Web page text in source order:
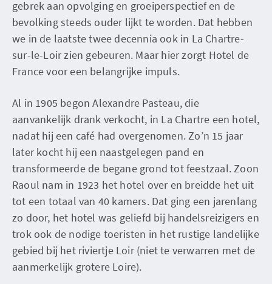
gebrek aan opvolging en groeiperspectief en de
bevolking steeds ouder lijkt te worden. Dat hebben
we in de laatste twee decennia ook in La Chartre-
sur-le-Loir zien gebeuren. Maar hier zorgt Hotel de
France voor een belangrijke impuls.
Al in 1905 begon Alexandre Pasteau, die
aanvankelijk drank verkocht, in La Chartre een hotel,
nadat hij een café had overgenomen. Zo’n 15 jaar
later kocht hij een naastgelegen pand en
transformeerde de begane grond tot feestzaal. Zoon
Raoul nam in 1923 het hotel over en breidde het uit
tot een totaal van 40 kamers. Dat ging een jarenlang
zo door, het hotel was geliefd bij handelsreizigers en
trok ook de nodige toeristen in het rustige landelijke
gebied bij het riviertje Loir (niet te verwarren met de
aanmerkelijk grotere Loire).